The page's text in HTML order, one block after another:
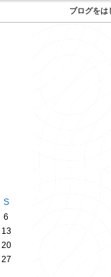
ブログをは
S
6
13
20
27